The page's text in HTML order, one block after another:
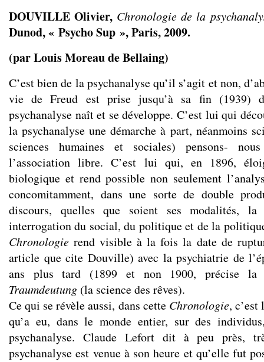
DOUVILLE Olivier, Chronologie de la
Dunod, « Psycho Sup », Paris, 2009.
(par Louis Moreau de Bellaing)
C’est bien de la psychanalyse qu’il s’agit et non,
vie de Freud est prise jusqu’à sa fin (1939)
psychanalyse naît et se développe. C’est lui qui
la psychanalyse une démarche à part, néanmoins
sciences humaines et sociales) pensons-
l’association libre. C’est lui qui, en 1896,
biologique et rend possible non seulement
concomitamment, dans une sorte de double
discours, quelles que soient ses modalités, la
interrogation du social, du politique et de la
Chronologie rend visible à la fois la date de
article que cite Douville) avec la psychiatrie de
ans plus tard (1899 et non 1900, précise
Traumdeutung (la science des rêves).
Ce qui se révèle aussi, dans cette Chronologie, c’est
qu’a eu, dans le monde entier, sur des
psychanalyse. Claude Lefort dit à peu près,
psychanalyse est venue à son heure et qu’elle fut